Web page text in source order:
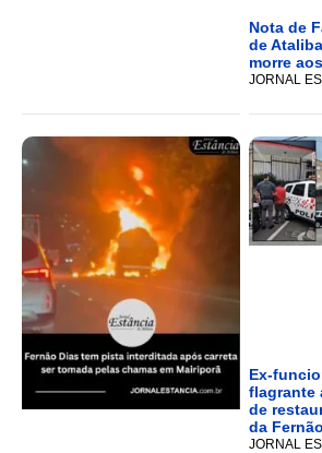
Nota de
de
morre
JORNAL
Ex-
flagrante
de
da
JORNAL